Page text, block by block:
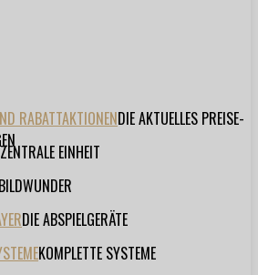
RABATTAKTIONENDIE AKTUELLES PREISE-
ZENTRALE EINHEIT
DIE ABSPIELGERÄTE
KOMPLETTE SYSTEME